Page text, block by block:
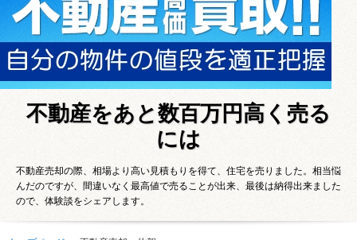
不動産をあと数百万円高く売る
には
不動産売却の際、相場より高い見積もりを得て、住宅を売りました。相当悩
んだのですが、間違いなく最高値で売ることが出来、最後は納得出来ました
ので、体験談をシェアします。